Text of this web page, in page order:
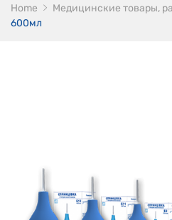
Home Медицинские товары,
600мл